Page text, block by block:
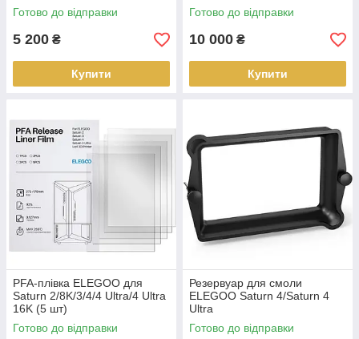
Готово до відправки
5 200 ₴
Купити
Готово до відправки
10 000 ₴
Купити
PFA-плівка ELEGOO для
Saturn 2/8K/3/4/4 Ultra/4 Ultra
16K (5 шт)
Готово до відправки
Резервуар для смоли
ELEGOO Saturn 4/Saturn 4
Ultra
Готово до відправки